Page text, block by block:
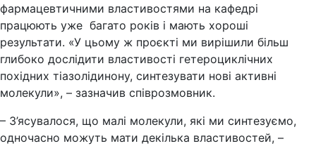
фармацевтичними властивостями на кафедрі
працюють уже багато років і мають хороші
результати. «У цьому ж проєкті ми вирішили більш
глибоко дослідити властивості гетероциклічних
похідних тіазолідинону, синтезувати нові активні
молекули», – зазначив співрозмовник.
– З’ясувалося, що малі молекули, які ми синтезуємо,
одночасно можуть мати декілька властивостей, –